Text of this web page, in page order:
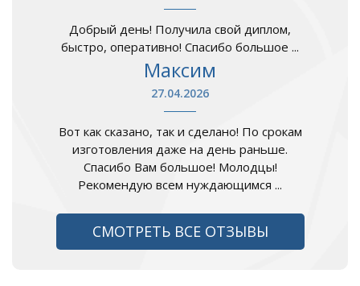
Добрый день! Получила свой диплом,
быстро, оперативно! Спасибо большое ...
Максим
27.04.2026
Вот как сказано, так и сделано! По срокам
изготовления даже на день раньше.
Спасибо Вам большое! Молодцы!
Рекомендую всем нуждающимся ...
СМОТРЕТЬ ВСЕ ОТЗЫВЫ